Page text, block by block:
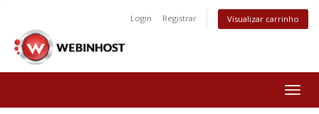
Login Registrar Visualizar carrinho